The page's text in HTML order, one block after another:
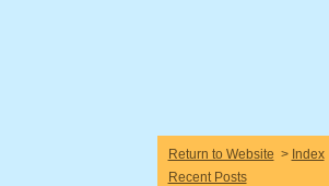
Return to Website > Index
Recent Posts